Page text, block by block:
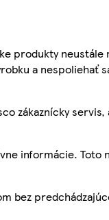
produkty neustále
a nespoliehať
zákaznícky
informácie. Toto
bez